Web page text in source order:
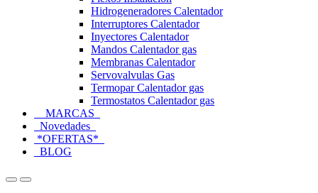
Hidrogeneradores Calentador
Interruptores Calentador
Inyectores Calentador
Mandos Calentador gas
Membranas Calentador
Servovalvulas Gas
Termopar Calentador gas
Termostatos Calentador gas
MARCAS
Novedades
*OFERTAS*
BLOG
OpenClose